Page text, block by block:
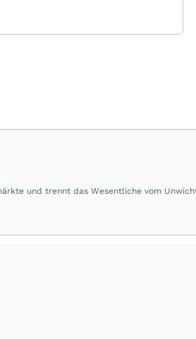
und trennt das Wesentliche vom